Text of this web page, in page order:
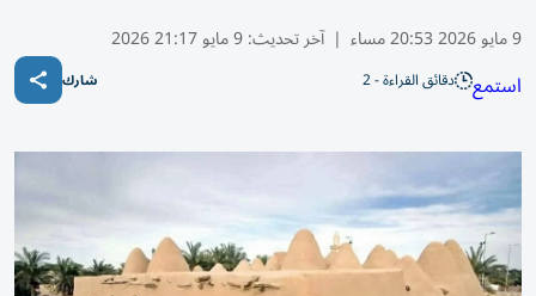
9 مايو 2026 20:53 مساء | آخر تحديث:9 مايو 21:17 2026
استمع دقائق القراءة - 2 شارك